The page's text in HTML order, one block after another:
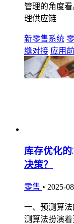
管理的角度
理供应链
新零售系统
缝对接 应用
库存优化
决策？
零售 • 2025-
一、预测算
测算法扮演着